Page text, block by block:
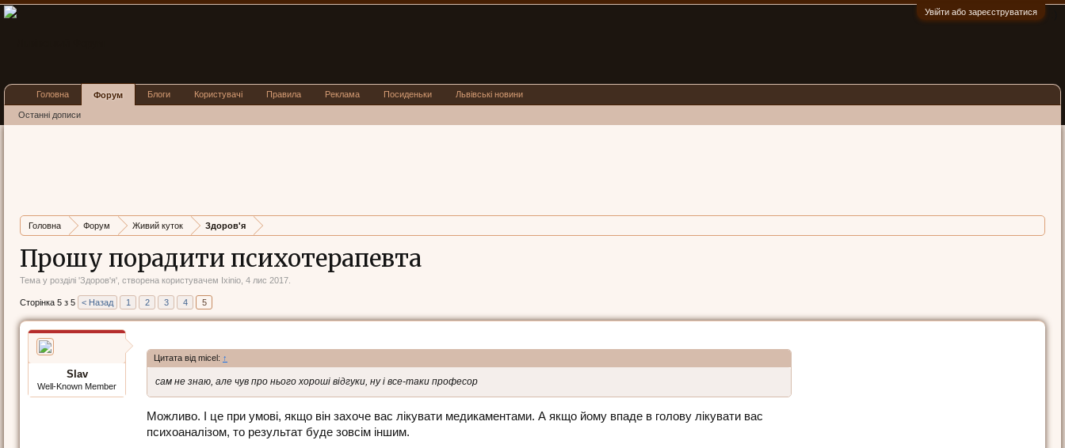
Увійти або зареєструватися
Головна Форум Живий куток Здоров'я
Прошу порадити психотерапевта
Тема у розділі 'Здоров'я', створена користувачем Ixinio 4 лис 2017
Сторінка 5 з 5 < Назад 1 2 3 4 5
Slav
Well-Known Member
Цитата від micel: ↑
сам не знаю, але чув про нього хороші відгуки, ну і все-таки професор
Можливо. І це при умові, якщо він захоче вас лікувати медикаментами. А якщо йому впаде в голову лікувати вас
психоаналізом, то результат буде зовсім іншим.
Головна Форум
Останні дописи
Блоги Користувачі Правила Реклама Посиденьки Львівські новини